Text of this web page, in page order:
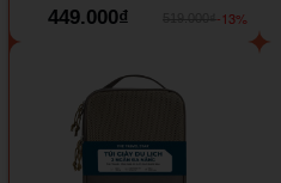
449.000₫
-13%